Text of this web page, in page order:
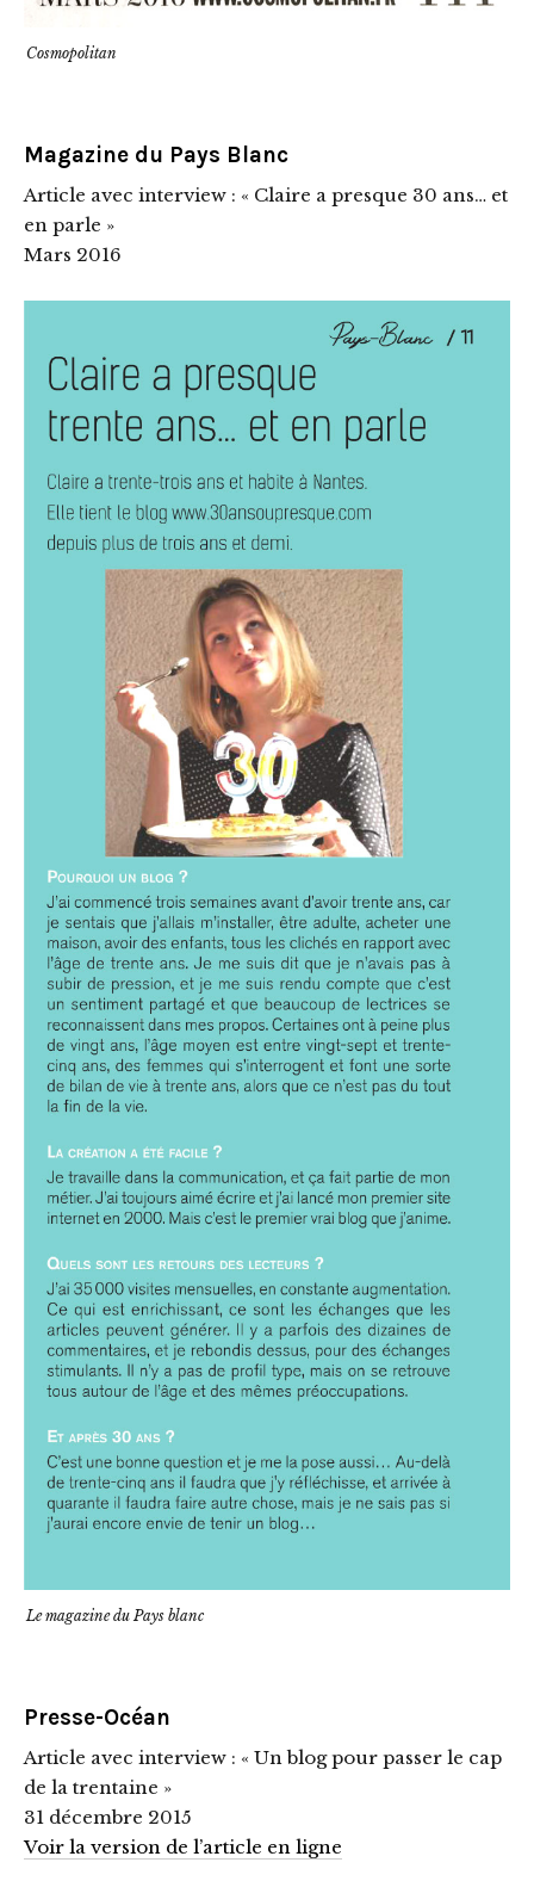
Cosmopolitan
Magazine du Pays Blanc
Article avec interview : « Claire a presque 30 ans… et
en parle »
Mars 2016
Le magazine du Pays blanc
Presse-Océan
Article avec interview : « Un blog pour passer le cap
de la trentaine »
31 décembre 2015
Voir la version de l’article en ligne